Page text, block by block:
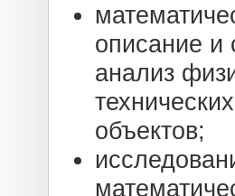
описание и
анализ
объектов;